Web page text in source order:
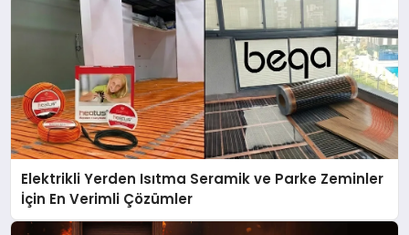
Elektrikli Yerden Isıtma Seramik ve Parke Zeminler
İçin En Verimli Çözümler